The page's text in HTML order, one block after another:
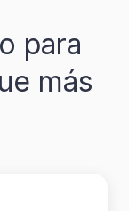
para
más